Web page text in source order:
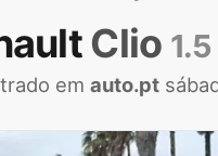
Clio
em auto.pt